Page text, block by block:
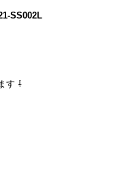
SS002L
す ⇩